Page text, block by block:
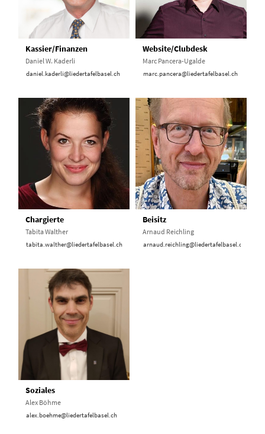
Kassier/Finanzen
Daniel W. Kaderli
daniel.kaderli@liedertafelbasel.ch
Website/Clubdesk
Marc Pancera-Ugalde
marc.pancera@liedertafelbasel.ch
Chargierte
Tabita Walther
tabita.walther@liedertafelbasel.ch
Beisitz
Arnaud Reichling
arnaud.reichling@liedertafelbasel.ch
Soziales
Alex Böhme
alex.boehme@liedertafelbasel.ch